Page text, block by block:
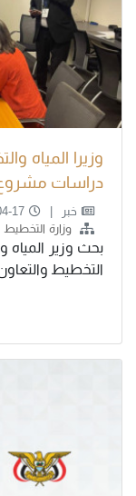
وزيرا المياه
دراسات مشروع
خبر
17
وزارة التخطيط
بحث وزير المياه
التخطيط